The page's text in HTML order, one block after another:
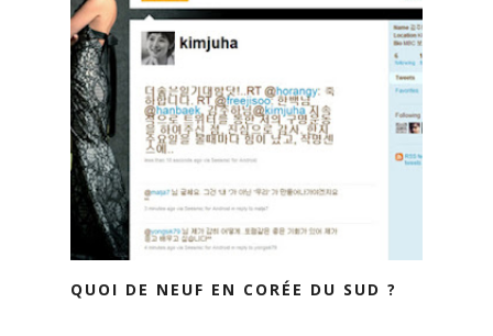
QUOI DE NEUF EN CORÉE DU SUD ?